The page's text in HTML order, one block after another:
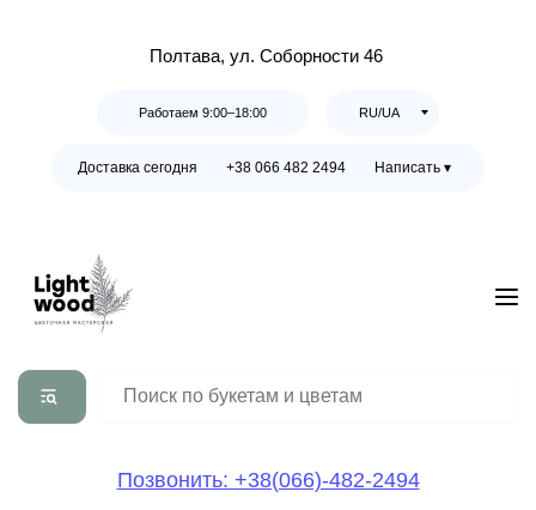
Полтава, ул. Соборности 46
RU/UA
Работаем 9:00–18:00
Доставка сегодня +38 066 482 2494 Написать ▾
Позвонить: +38(066)-482-2494